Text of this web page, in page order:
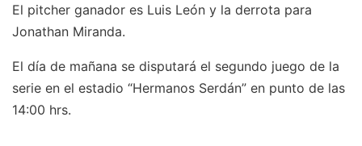
El pitcher ganador es Luis León y la derrota para
Jonathan Miranda.
El día de mañana se disputará el segundo juego de la
serie en el estadio “Hermanos Serdán” en punto de las
14:00 hrs.